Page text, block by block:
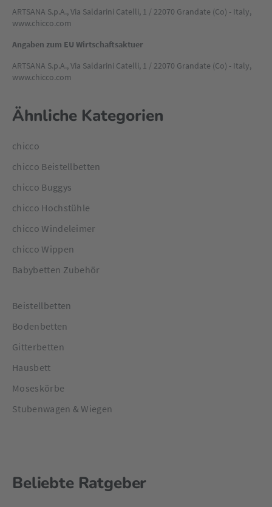
Standfüßen passt sich das Bettchen zudem perfekt an fast
jedes Elternbett an – sogar an Kastenbetten. So wird es zu
einem unverzichtbaren Helfer für entspannte Nächte und
ARTSANA S.p.A., Via Saldarini Catelli, 1 / 22070 Grandate (Co) - Italy,
www.chicco.com
Angaben zum EU Wirtschaftsaktuer
ARTSANA S.p.A., Via Saldarini Catelli, 1 / 22070 Grandate (Co) - Italy,
www.chicco.com
Ähnliche Kategorien
chicco
chicco Beistellbetten
chicco Buggys
chicco Hochstühle
chicco Windeleimer
chicco Wippen
Babybetten Zubehör
Beistellbetten
Bodenbetten
Gitterbetten
Hausbett
Moseskörbe
Stubenwagen & Wiegen
Beliebte Ratgeber